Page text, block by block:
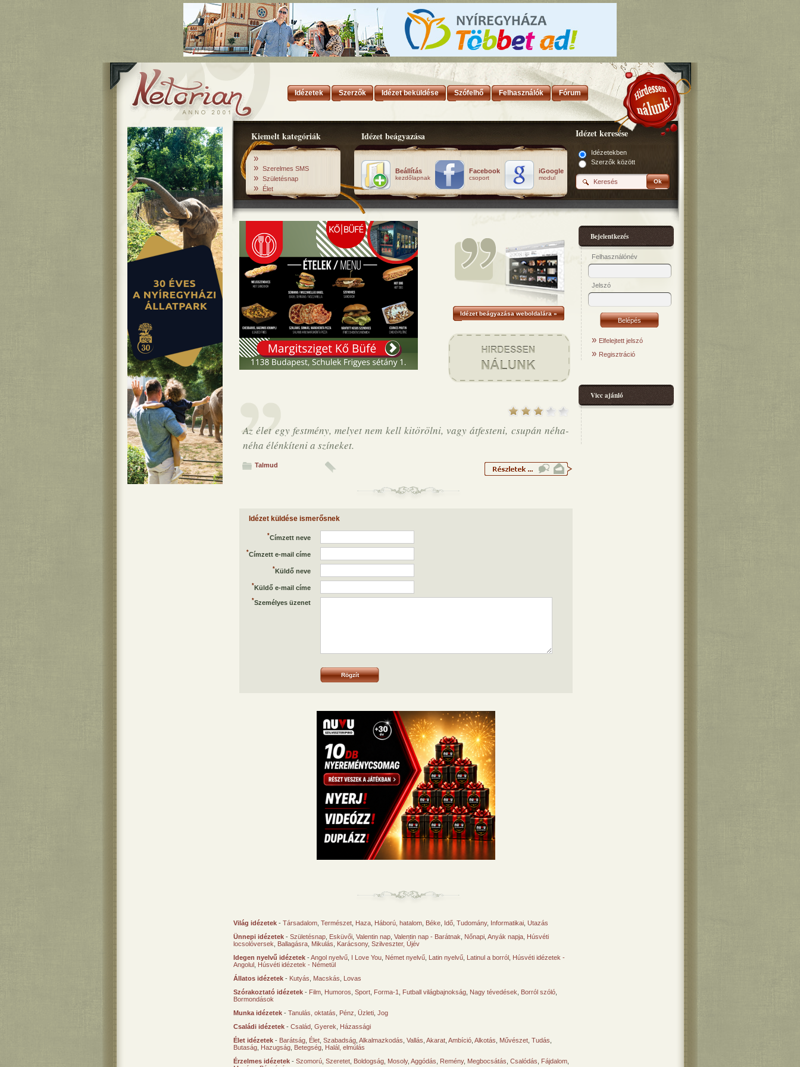
Idézetek Szerzők Idézet beküldése Szófelhő Felhasználók Fórum
Kiemelt kategóriák
»
» Szerelmes SMS
» Születésnap
» Élet
Idézet beágyazása
Beállítás
kezdőlapnak
Facebook
csoport
iGoogle
modul
Idézet keresése
Idézetekben
Szerzők között
Ok
Idézet beágyazása weboldalára »
Az élet egy festmény, melyet nem kell kitörölni, vagy átfesteni, csupán néha-
néha élénkíteni a színeket.
Talmud
Idézet küldése ismerősnek
*Címzett neve
*Címzett e-mail címe
*Küldő neve
*Küldő e-mail címe
*Személyes üzenet
Rögzít
Világ idézetek - Társadalom Természet Haza Háború, hatalom Béke Idő Tudomány, Informatikai Utazás
Ünnepi idézetek - Születésnap Esküvői Valentin nap Valentin nap - Barátnak Nőnapi Anyák napja Húsvéti
locsolóversek
Ballagásra Mikulás Karácsony, Szilveszter, Újév
Idegen nyelvű idézetek -Angol nyelvű I Love You Német nyelvű Latin nyelvű Latinul a borról Húsvéti idézetek -
Angolul Húsvéti idézetek - Németül
Állatos idézetek - Kutyás Macskás
Lovas
Szórakoztató idézetek - Film Humoros Sport Forma-1 Futball világbajnokság Nagy tévedések Borról szóló
Bormondások
Munka idézetek - Tanulás, oktatás Pénz Üzleti Jog
Családi idézetek - Család Gyerek
Házassági
Élet idézetek - Barátság Élet Szabadság Alkalmazkodás Vallás Akarat Ambíció Alkotás Művészet Tudás
Butaság Hazugság Betegség Halál, elmúlás
Érzelmes idézetek - Szomorú Szeretet Boldogság Mosoly, Aggódás Remény, Megbocsátás Csalódás Fájdalom
Bejelentkezés
Felhasználónév
Jelszó
» Elfelejtett jelszó
» Regisztráció
Vicc ajánló